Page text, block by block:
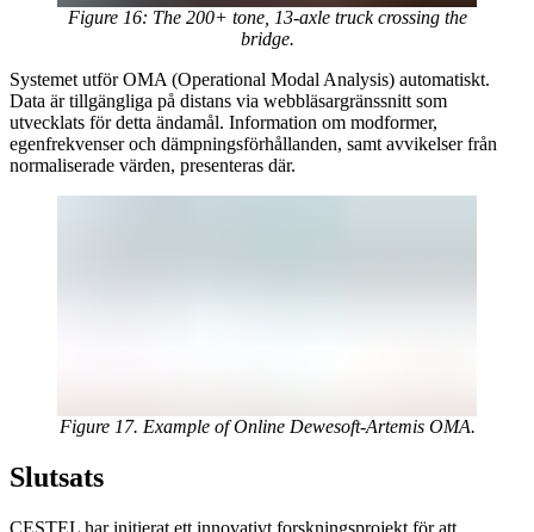
Figure 16: The 200+ tone, 13-axle truck crossing the
bridge.
Systemet utför OMA (Operational Modal Analysis) automatiskt.
Data är tillgängliga på distans via webbläsargränssnitt som
utvecklats för detta ändamål. Information om modformer,
egenfrekvenser och dämpningsförhållanden, samt avvikelser från
normaliserade värden, presenteras där.
Figure 17. Example of Online Dewesoft-Artemis OMA.
Slutsats
CESTEL har initierat ett innovativt forskningsprojekt för att